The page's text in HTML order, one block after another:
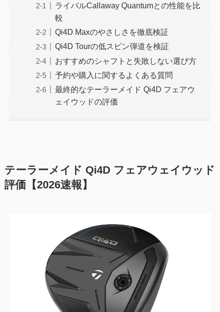
ライバルCallaway Quantumとの性能を比
較
Qi4D Maxのやさしさを徹底検証
Qi4D Tourの低スピン弾道を検証
おすすめのシャフトと失敗しない選び方
予約や購入に関するよくある質問
最終的なテーラーメイド Qi4D フェアウ
ェイウッドの評価
テーラーメイド Qi4D フェアウェイウッド
評価【2026速報】